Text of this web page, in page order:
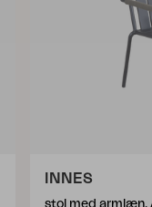
INNES
stol med armlæn,